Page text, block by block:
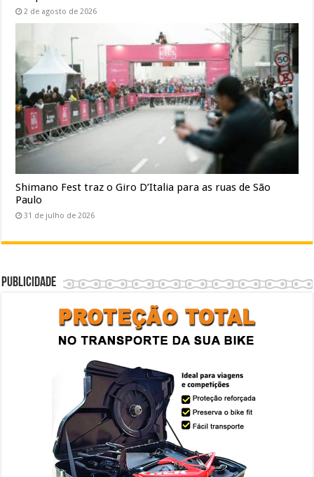
2 de agosto de 2026
Shimano Fest traz o Giro D’Italia para as ruas de São
Paulo
31 de julho de 2026
Publicidade